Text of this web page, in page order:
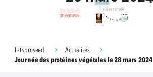
Letsproseed
Actualités
Journée des protéines végétales le 28 mars 2024